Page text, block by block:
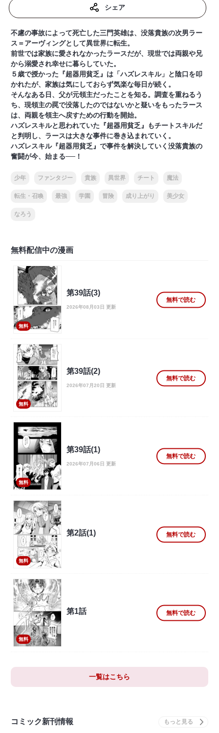
シェア
不慮の事故によって死亡した三門英雄は、没落貴族の次男ラー
ス＝アーヴィングとして異世界に転生。
前世では家族に愛されなかったラースだが、現世では両親や兄
から溺愛され幸せに暮らしていた。
５歳で授かった『超器用貧乏』は「ハズレスキル」と陰口を叩
かれたが、家族は気にしておらず気楽な毎日が続く。
そんなある日、父が元領主だったことを知る。調査を重ねるう
ち、現領主の罠で没落したのではないかと疑いをもったラース
は、両親を領主へ戻すための行動を開始。
ハズレスキルと思われていた『超器用貧乏』もチートスキルだ
と判明し、ラースは大きな事件に巻き込まれていく。
ハズレスキル『超器用貧乏』で事件を解決していく没落貴族の
奮闘が今、始まる──！
少年 ファンタジー 貴族 異世界 チート 魔法
転生・召喚 最強 学園 冒険 成り上がり 美少女
なろう
無料配信中の漫画
無料
第39話(3)
2026年08月03日 更新
無料で読む
無料
第39話(2)
2026年07月20日 更新
無料で読む
無料
第39話(1)
2026年07月06日 更新
無料で読む
無料
第2話(1) 無料で読む
無料
第1話 無料で読む
一覧はこちら
コミック新刊情報